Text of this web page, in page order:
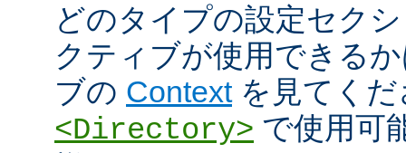
どのタイプの設定セク
クティブが使用できる
ブの Contextを見てくだ
<Directory> で使用可